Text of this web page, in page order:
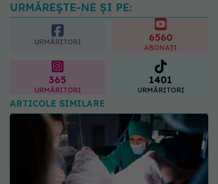
EXCLUSIV Brahiterapie vs
radioterapie externă în cancerul
ginecologic. Dr. Sorin Bogdan
(SANADOR) explică diferența și
cum acționează tratamentul
URMĂREȘTE-NE ȘI PE:
URMĂRITORI 6560
ABONAȚI
365
URMĂRITORI
1401
URMĂRITORI
ARTICOLE SIMILARE